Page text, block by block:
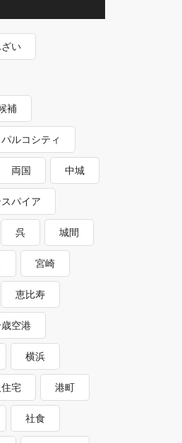
い
補
パルコシティ
両国 中城
パイア
呉 城間
宮崎
恵比寿
空港
横浜
宅 港町
社食